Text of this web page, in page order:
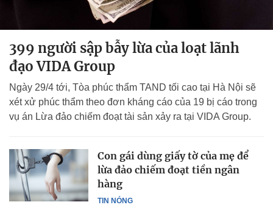
399 người sập bẫy lừa của loạt lãnh
đạo VIDA Group
Ngày 29/4 tới, Tòa phúc thẩm TAND tối cao tại Hà Nội sẽ
xét xử phúc thẩm theo đơn kháng cáo của 19 bị cáo trong
vụ án Lừa đảo chiếm đoạt tài sản xảy ra tại VIDA Group.
TIN NÓNG
Con gái dùng giấy tờ của mẹ để
lừa đảo chiếm đoạt tiền ngân
hàng